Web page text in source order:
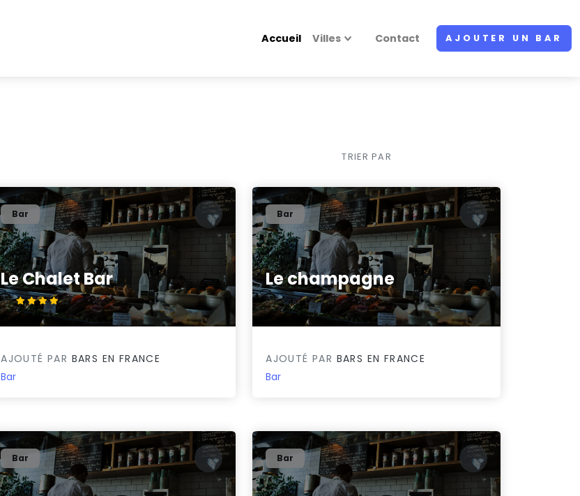
Accueil Villes Contact AJOUTER UN BAR
TRIER PAR
Le Chalet Bar
4/5
Bar
AJOUTÉ PAR BARS EN FRANCE
Bar
Le champagne
0/5
Bar
AJOUTÉ PAR BARS EN FRANCE
Bar
Bar Bar